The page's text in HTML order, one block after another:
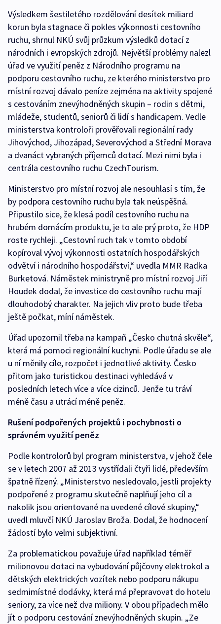
Výsledkem šestiletého rozdělování desítek miliard
korun byla stagnace či pokles výkonnosti cestovního
ruchu, shrnul NKÚ svůj průzkum výsledků dotací z
národních i evropských zdrojů. Největší problémy nalezl
úřad ve využití peněz z Národního programu na
podporu cestovního ruchu, ze kterého ministerstvo pro
místní rozvoj dávalo peníze zejména na aktivity spojené
s cestováním znevýhodněných skupin – rodin s dětmi,
mládeže, studentů, seniorů či lidí s handicapem. Vedle
ministerstva kontroloři prověřovali regionální rady
Jihovýchod, Jihozápad, Severovýchod a Střední Morava
a dvanáct vybraných příjemců dotací. Mezi nimi byla i
centrála cestovního ruchu CzechTourism.
Ministerstvo pro místní rozvoj ale nesouhlasí s tím, že
by podpora cestovního ruchu byla tak neúspěšná.
Připustilo sice, že klesá podíl cestovního ruchu na
hrubém domácím produktu, je to ale prý proto, že HDP
roste rychleji. „Cestovní ruch tak v tomto období
kopíroval vývoj výkonnosti ostatních hospodářských
odvětví i národního hospodářství,“ uvedla MMR Radka
Burketová. Náměstek ministryně pro místní rozvoj Jiří
Houdek dodal, že investice do cestovního ruchu mají
dlouhodobý charakter. Na jejich vliv proto bude třeba
ještě počkat, míní náměstek.
Úřad upozornil třeba na kampaň „Česko chutná skvěle“,
která má pomoci regionální kuchyni. Podle úřadu se ale
u ní měnily cíle, rozpočet i jednotlivé aktivity. Česko
přitom jako turistickou destinaci vyhledává v
posledních letech více a více cizinců. Jenže tu tráví
méně času a utrácí méně peněz.
Rušení podpořených projektů i pochybnosti o
správném využití peněz
Podle kontrolorů byl program ministerstva, v jehož čele
se v letech 2007 až 2013 vystřídali čtyři lidé, především
špatně řízený. „Ministerstvo nesledovalo, jestli projekty
podpořené z programu skutečně naplňují jeho cíl a
nakolik jsou orientované na uvedené cílové skupiny,“
uvedl mluvčí NKÚ Jaroslav Broža. Dodal, že hodnocení
žádostí bylo velmi subjektivní.
Za problematickou považuje úřad například téměř
milionovou dotaci na vybudování půjčovny elektrokol a
dětských elektrických vozítek nebo podporu nákupu
sedmimístné dodávky, která má přepravovat do hotelu
seniory, za více než dva miliony. V obou případech mělo
jít o podporu cestování znevýhodněných skupin. „Ze